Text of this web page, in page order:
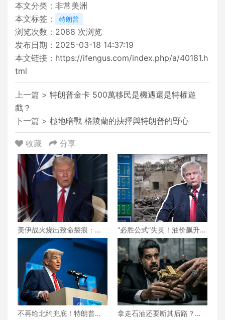
本文分类： 非常美洲
本文标签：
特朗普
浏览次数： 2088 次浏览
发布日期：2025-03-18 14:37:19
本文链接： https://ifengus.com/index.php/a/40181.h
tml
上一篇 > 特朗普金卡 500萬移民是機遇還是特權遊
戲？
下一篇 > 極地暗戰 格陵蘭的抉擇與特朗普的野心
收藏 分享
美伊战火烧出致命裂痕：吕
特低调求和却碰壁，北约正
走向事实性崩塌？
“必胜公式”失灵！油价飙升、
民怨沸腾，美伊之战特朗普
将如何收场？
不再给北约兜底！特朗普对
拿走石油还要断其后路？美